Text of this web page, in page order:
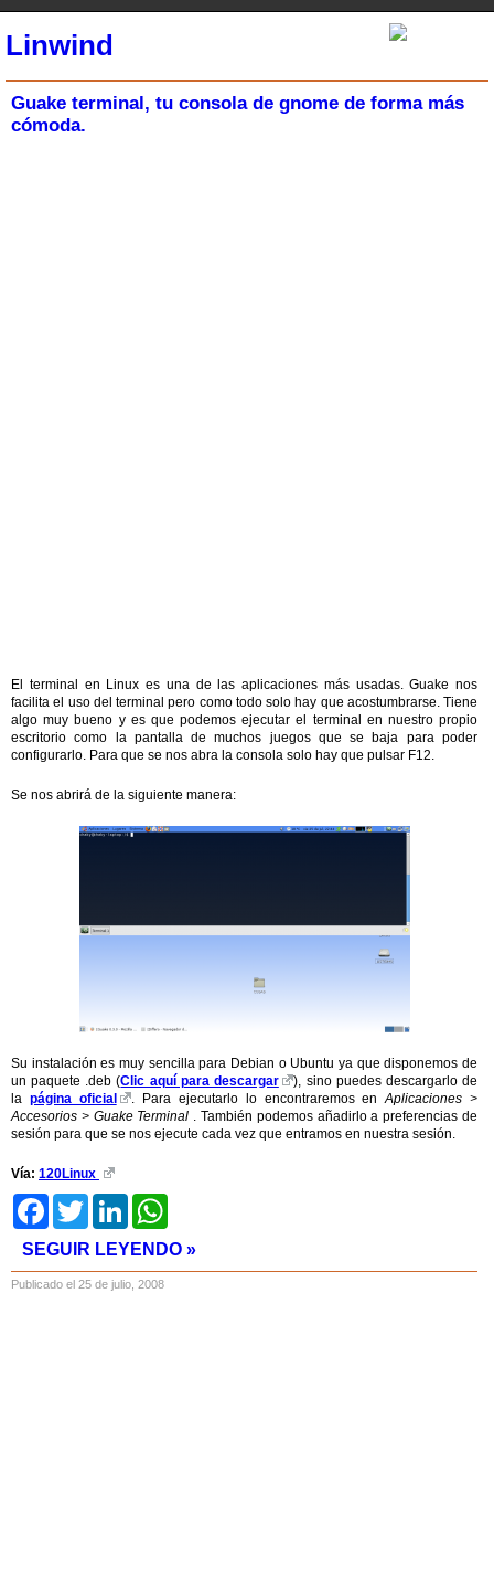
Linwind
Guake terminal, tu consola de gnome de forma más
cómoda.
El terminal en Linux es una de las aplicaciones más usadas. Guake nos
facilita el uso del terminal pero como todo solo hay que acostumbrarse. Tiene
algo muy bueno y es que podemos ejecutar el terminal en nuestro propio
escritorio como la pantalla de muchos juegos que se baja para poder
configurarlo. Para que se nos abra la consola solo hay que pulsar F12.
Se nos abrirá de la siguiente manera:
Su instalación es muy sencilla para Debian o Ubuntu ya que disponemos de
un paquete .deb (Clic aquí para descargar
), sino puedes descargarlo de
la página oficial . Para ejecutarlo lo encontraremos enAplicaciones >
Accesorios > Guake Terminal . También podemos añadirlo a preferencias de
sesión para que se nos ejecute cada vez que entramos en nuestra sesión.
Vía: 120Linux
FacebookTwitter LinkedIn
SEGUIR LEYENDO »
Publicado el 25 de julio, 2008